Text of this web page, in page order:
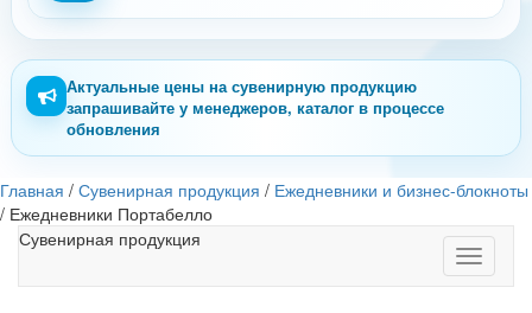
Актуальные цены на сувенирную продукцию
запрашивайте у менеджеров, каталог в процессе
обновления
Главная / Сувенирная продукция / Ежедневники и бизнес-блокноты
/ Ежедневники Портабелло
Toggle
Сувенирная продукция